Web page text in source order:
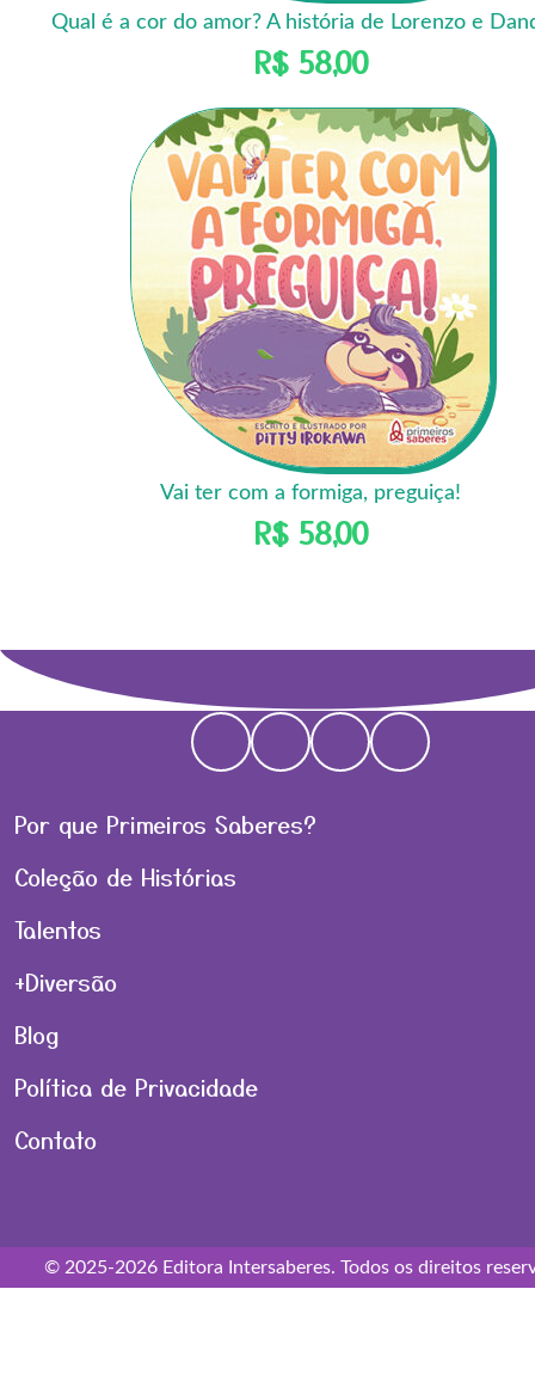
Qual é a cor do amor? A história de Lorenzo e
R$58,00
Vai ter com a formiga, preguiça!
R$58,00
Por que Primeiros Saberes?
Coleção de Histórias
Talentos
+Diversão
Blog
Política de Privacidade
Contato
© 2025-2026 Editora Intersaberes. Todos os direitos